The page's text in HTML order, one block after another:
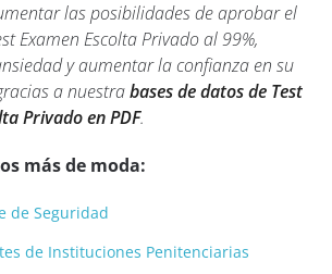
las posibilidades de aprobar el
Examen Escolta Privado al 99%,
y aumentar la confianza en su
a nuestrabases de datos de Test
Privado en PDF.
más de moda:
de Seguridad
de Instituciones Penitenciarias